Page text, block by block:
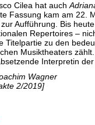
Cilea hat auch
Fassung kam am 22.
Aufführung. Bis
Repertoires –
Titelpartie zu den
Musiktheaters
Interpretin
Wagner
2/2019]